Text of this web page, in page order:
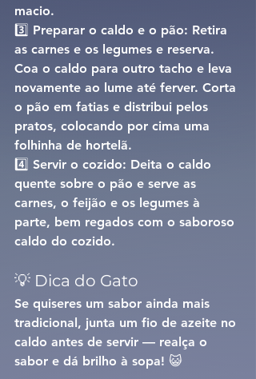
macio.
3️⃣ Preparar o caldo e o pão: Retira
as carnes e os legumes e reserva.
Coa o caldo para outro tacho e leva
novamente ao lume até ferver. Corta
o pão em fatias e distribui pelos
pratos, colocando por cima uma
folhinha de hortelã.
4️⃣ Servir o cozido: Deita o caldo
quente sobre o pão e serve as
carnes, o feijão e os legumes à
parte, bem regados com o saboroso
caldo do cozido.
💡 Dica do Gato
Se quiseres um sabor ainda mais
tradicional, junta um fio de azeite no
caldo antes de servir — realça o
sabor e dá brilho à sopa! 😺